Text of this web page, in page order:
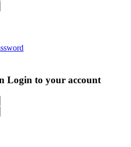
Login to your account